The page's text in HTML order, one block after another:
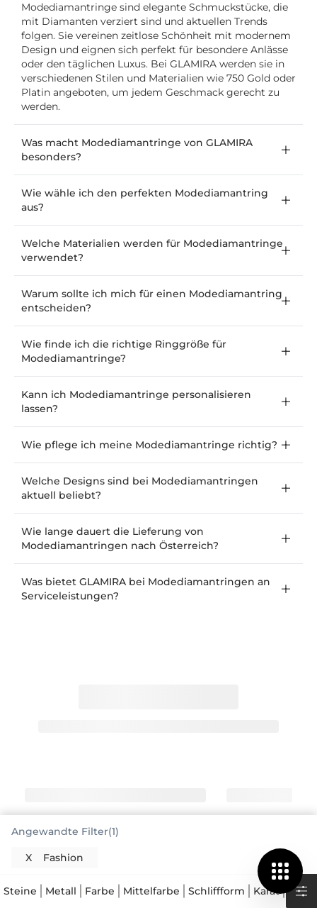
Modediamantringe sind elegante Schmuckstücke, die
mit Diamanten verziert sind und aktuellen Trends
folgen. Sie vereinen zeitlose Schönheit mit modernem
Design und eignen sich perfekt für besondere Anlässe
oder den täglichen Luxus. Bei GLAMIRA werden sie in
verschiedenen Stilen und Materialien wie 750 Gold oder
Platin angeboten, um jedem Geschmack gerecht zu
werden.
Was macht Modediamantringe von GLAMIRA
besonders?
Wie wähle ich den perfekten Modediamantring
aus?
Welche Materialien werden für Modediamantringe
verwendet?
Warum sollte ich mich für einen Modediamantring
entscheiden?
Wie finde ich die richtige Ringgröße für
Modediamantringe?
Kann ich Modediamantringe personalisieren
lassen?
Wie pflege ich meine Modediamantringe richtig?
Welche Designs sind bei Modediamantringen
aktuell beliebt?
Wie lange dauert die Lieferung von
Modediamantringen nach Österreich?
Was bietet GLAMIRA bei Modediamantringen an
Serviceleistungen?
Modediamantringe sind mehr als nur
Schmuck
Angewandte Filter(1)
X Fashion
Steine Metall Farbe Mittelfarbe Schliffform Karat Preis